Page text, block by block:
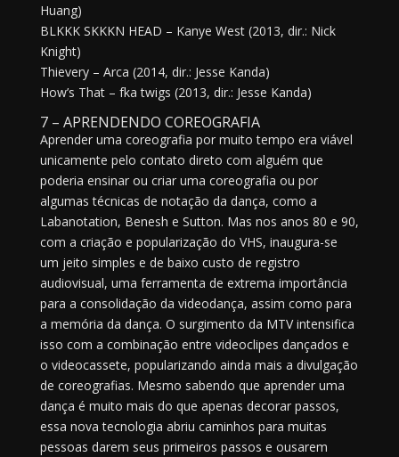
Huang)
BLKKK SKKKN HEAD – Kanye West (2013, dir.: Nick
Knight)
Thievery – Arca (2014, dir.: Jesse Kanda)
How’s That – fka twigs (2013, dir.: Jesse Kanda)
7 – APRENDENDO COREOGRAFIA
Aprender uma coreografia por muito tempo era viável
unicamente pelo contato direto com alguém que
poderia ensinar ou criar uma coreografia ou por
algumas técnicas de notação da dança, como a
Labanotation, Benesh e Sutton. Mas nos anos 80 e 90,
com a criação e popularização do VHS, inaugura-se
um jeito simples e de baixo custo de registro
audiovisual, uma ferramenta de extrema importância
para a consolidação da videodança, assim como para
a memória da dança. O surgimento da MTV intensifica
isso com a combinação entre videoclipes dançados e
o videocassete, popularizando ainda mais a divulgação
de coreografias. Mesmo sabendo que aprender uma
dança é muito mais do que apenas decorar passos,
essa nova tecnologia abriu caminhos para muitas
pessoas darem seus primeiros passos e ousarem